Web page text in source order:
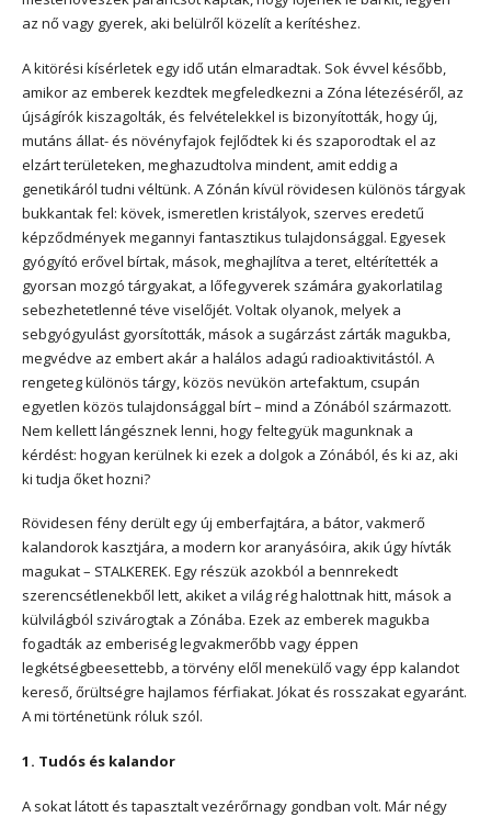
az nő vagy gyerek, aki belülről közelít a kerítéshez.
A kitörési kísérletek egy idő után elmaradtak. Sok évvel később,
amikor az emberek kezdtek megfeledkezni a Zóna létezéséről, az
újságírók kiszagolták, és felvételekkel is bizonyították, hogy új,
mutáns állat- és növényfajok fejlődtek ki és szaporodtak el az
elzárt területeken, meghazudtolva mindent, amit eddig a
genetikáról tudni véltünk. A Zónán kívül rövidesen különös tárgyak
bukkantak fel: kövek, ismeretlen kristályok, szerves eredetű
képződmények megannyi fantasztikus tulajdonsággal. Egyesek
gyógyító erővel bírtak, mások, meghajlítva a teret, eltérítették a
gyorsan mozgó tárgyakat, a lőfegyverek számára gyakorlatilag
sebezhetetlenné téve viselőjét. Voltak olyanok, melyek a
sebgyógyulást gyorsították, mások a sugárzást zárták magukba,
megvédve az embert akár a halálos adagú radioaktivitástól. A
rengeteg különös tárgy, közös nevükön artefaktum, csupán
egyetlen közös tulajdonsággal bírt – mind a Zónából származott.
Nem kellett lángésznek lenni, hogy feltegyük magunknak a
kérdést: hogyan kerülnek ki ezek a dolgok a Zónából, és ki az, aki
ki tudja őket hozni?
Rövidesen fény derült egy új emberfajtára, a bátor, vakmerő
kalandorok kasztjára, a modern kor aranyásóira, akik úgy hívták
magukat – STALKEREK. Egy részük azokból a bennrekedt
szerencsétlenekből lett, akiket a világ rég halottnak hitt, mások a
külvilágból szivárogtak a Zónába. Ezek az emberek magukba
fogadták az emberiség legvakmerőbb vagy éppen
legkétségbeesettebb, a törvény elől menekülő vagy épp kalandot
kereső, őrültségre hajlamos férfiakat. Jókat és rosszakat egyaránt.
A mi történetünk róluk szól.
1. Tudós és kalandor
A sokat látott és tapasztalt vezérőrnagy gondban volt. Már négy